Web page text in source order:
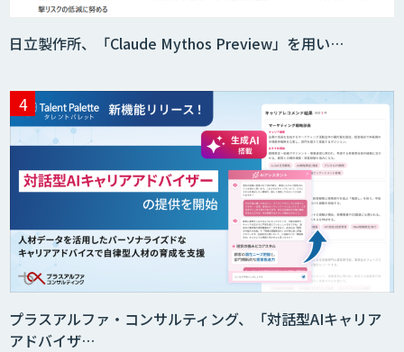
日立製作所、「Claude Mythos Preview」を用い…
プラスアルファ・コンサルティング、「対話型AIキャリア
アドバイザ…